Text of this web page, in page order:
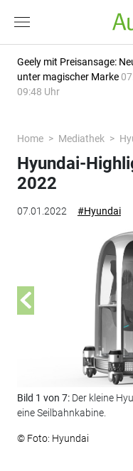
Geely mit Preisansage:
unter magischer Marke
09:48 Uhr
Home Mediathek
07.01.2022 #Hyundai
Hyundai-
2022
Bild 1 von 7: Der kleine
eine Seilbahnkabine.
© Foto: Hyundai